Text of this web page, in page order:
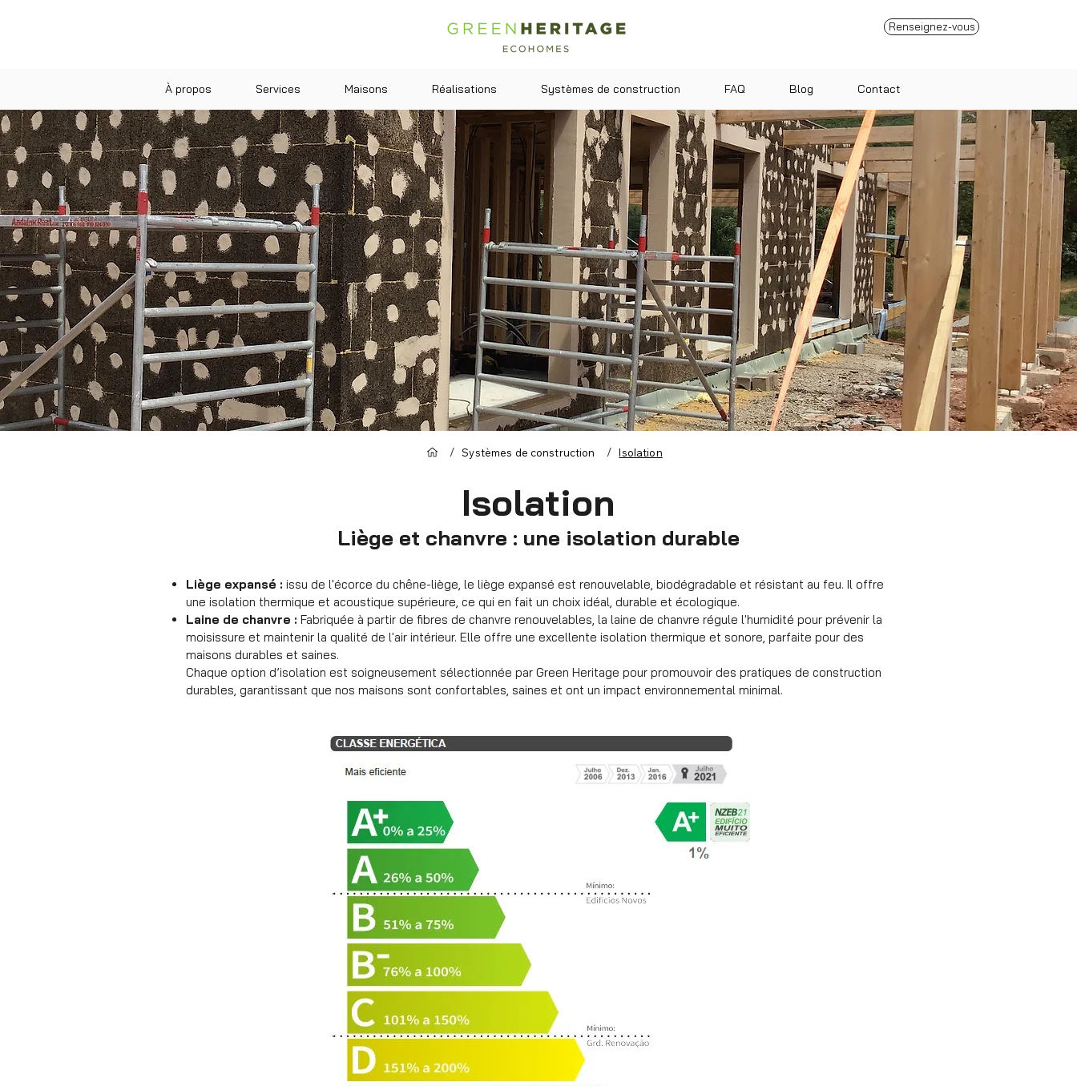
Renseignez-vous
À propos Services Maisons Réalisations Systèmes de construction FAQ Blog Contact
/ Systèmes de construction / Isolation
Isolation
Liège et chanvre : une isolation durable
Liège expansé : issu de l'écorce du chêne-liège, le liège expansé est renouvelable, biodégradable et résistant au feu. Il offre
une isolation thermique et acoustique supérieure, ce qui en fait un choix idéal, durable et écologique.
Laine de chanvre : Fabriquée à partir de fibres de chanvre renouvelables, la laine de chanvre régule l'humidité pour prévenir la
moisissure et maintenir la qualité de l'air intérieur. Elle offre une excellente isolation thermique et sonore, parfaite pour des
maisons durables et saines.
Chaque option d’isolation est soigneusement sélectionnée par Green Heritage pour promouvoir des pratiques de construction
durables, garantissant que nos maisons sont confortables, saines et ont un impact environnemental minimal.